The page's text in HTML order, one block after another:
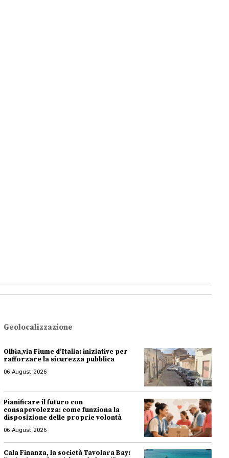
Geolocalizzazione
Olbia,via Fiume d’Italia: iniziative per
rafforzare la sicurezza pubblica
06 August 2026
Pianificare il futuro con
consapevolezza: come funziona la
disposizione delle proprie volontà
06 August 2026
Cala Finanza, la società Tavolara Bay: